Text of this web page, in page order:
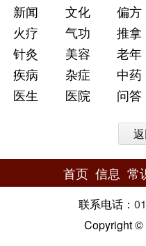
新闻
文化 偏方
火疗
气功 推拿
针灸
美容 老年
疾病
杂症 中药
医生
医院 问答
首页 信息 常
联系电话：
Copyright ©